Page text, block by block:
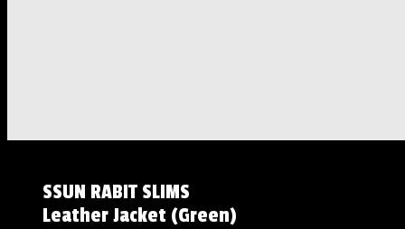
SSUN RABIT SLIMS
Leather Jacket (Green)